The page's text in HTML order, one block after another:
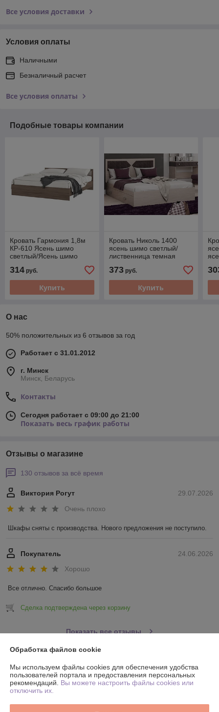
Все условия доставки
Условия оплаты
Наличными
Безналичный расчет
Все условия оплаты
Подобные товары компании
Кровать Гармония 1,8м
КР-610 Ясень шимо
светлый/Ясень шимо
314 руб.
Купить
Кровать Николь 1400
ясень шимо светлый/
лиственница темная
373руб.
Купить
О нас
50% положительных из 6 отзывов за год
Работает с 31.01.2012
г. Минск
Минск, Беларусь
Контакты
Сегодня работает с 09:00 до 21:00
Показать весь график работы
Отзывы о магазине
130 отзывов за всё время
29.07.2026
Виктория Рогут
Очень плохо
Шкафы сняты с производства. Нового предложения не поступило.
24.06.2026
Покупатель
Хорошо
Все отлично. Спасибо большое
Сделка подтверждена через корзину
Показать все отзывы
О нас
Контакты
Обработка файлов cookie
Мы используем файлы cookies для обеспечения удобства
пользователей портала и предоставления персональных
рекомендаций. Вы можете настроить файлы cookies или
отключить их.